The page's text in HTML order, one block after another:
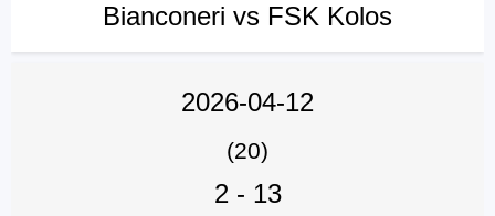
Bianconeri vs FSK Kolos
2026-04-12
(20)
2- 13